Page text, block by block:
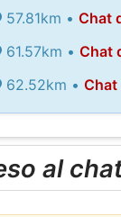
57.81km •Chat
61.57km •Chat
62.52km •Chat
al